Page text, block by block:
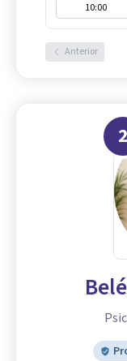
10:00
Anterior
2